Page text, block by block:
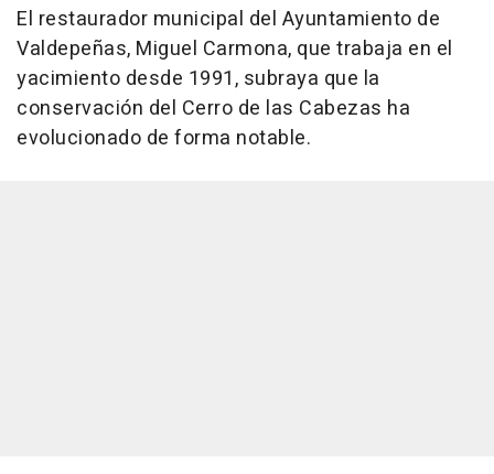
El restaurador municipal del Ayuntamiento de
Valdepeñas, Miguel Carmona, que trabaja en el
yacimiento desde 1991, subraya que la
conservación del Cerro de las Cabezas ha
evolucionado de forma notable.